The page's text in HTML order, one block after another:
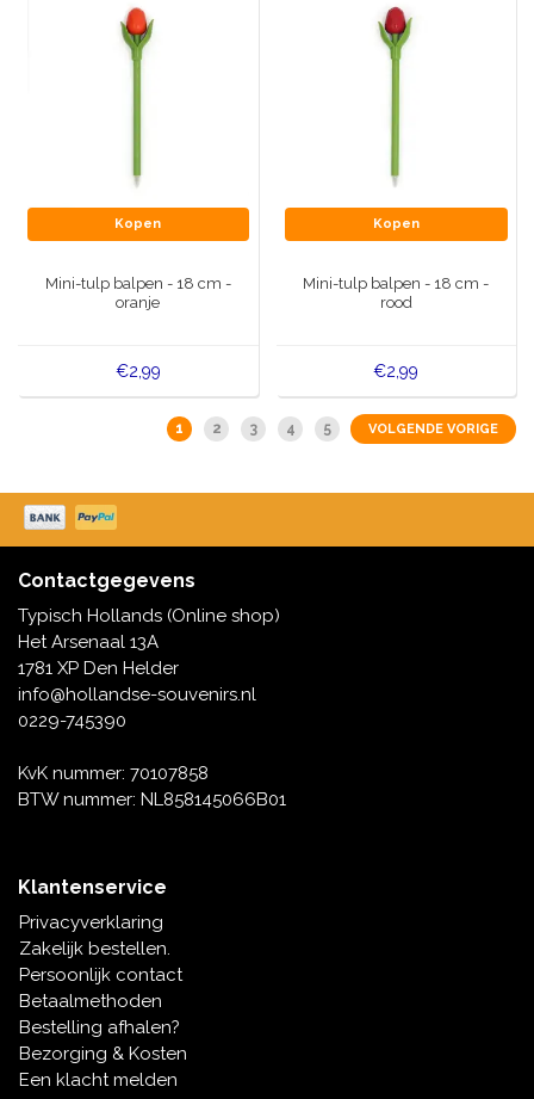
Kopen
Mini-tulp balpen - 18 cm -
oranje
€2,99
Kopen
Mini-tulp balpen - 18 cm -
rood
€2,99
1 2 3 4 5 VOLGENDE VORIGE
Contactgegevens
Typisch Hollands (Online shop)
Het Arsenaal 13A
1781 XP Den Helder
info@hollandse-souvenirs.nl
0229-745390
KvK nummer: 70107858
BTW nummer: NL858145066B01
Klantenservice
Privacyverklaring
Zakelijk bestellen.
Persoonlijk contact
Betaalmethoden
Bestelling afhalen?
Bezorging & Kosten
Een klacht melden